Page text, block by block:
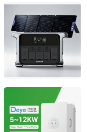
Sorein Innovation Co.,
Hongkong,
Anhui Solarasia
Anhui, China